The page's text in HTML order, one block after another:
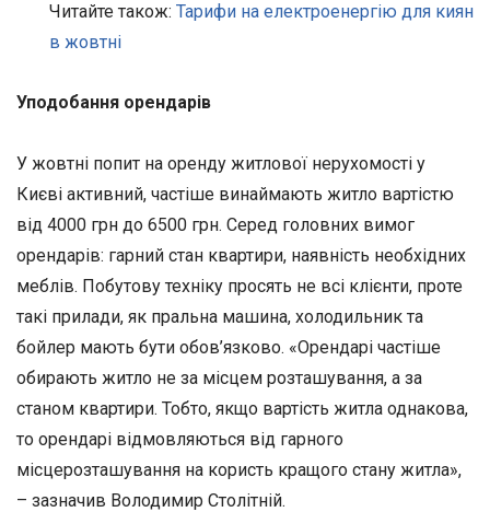
Читайте також: Тарифи на електроенергію для киян
в жовтні
Уподобання орендарів
У жовтні попит на оренду житлової нерухомості у
Києві активний, частіше винаймають житло вартістю
від 4000 грн до 6500 грн. Серед головних вимог
орендарів: гарний стан квартири, наявність необхідних
меблів. Побутову техніку просять не всі клієнти, проте
такі прилади, як пральна машина, холодильник та
бойлер мають бути обов’язково. «Орендарі частіше
обирають житло не за місцем розташування, а за
станом квартири. Тобто, якщо вартість житла однакова,
то орендарі відмовляються від гарного
місцерозташування на користь кращого стану житла»,
– зазначив Володимир Столітній.